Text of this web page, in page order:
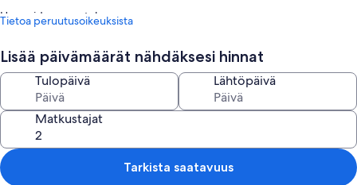
Huoneiden varustelu
huoneiden mukavuuksiin ja palveluihin kuuluvat muun muassa ilmainen
Muihin palveluihin/mukavuuksiin lukeutuvat:
Kylpyhuoneet, joista löytyy bideet
42-tuumainen älytelevisio, josta löytyy kaapelikanavat
Tietoa peruutusoikeuksista
Lisää päivämäärät nähdäksesi hinnat
Tulopäivä Lähtöpäivä
Matkustajat
Tarkista saatavuus